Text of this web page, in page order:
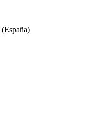
(España)